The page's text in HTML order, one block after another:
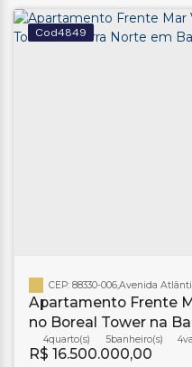
4849
Apartamento Frente
no Boreal Tower na
Camboriú
R$ 16.500.000,00
CEP: 88330-006,Avenida
4 5banheiro(s) 4